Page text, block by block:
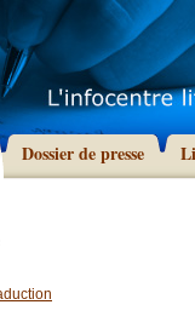
Dossier de presse